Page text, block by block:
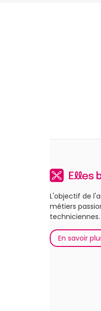
L'objectif de
métiers
techniciennes.
En savoir